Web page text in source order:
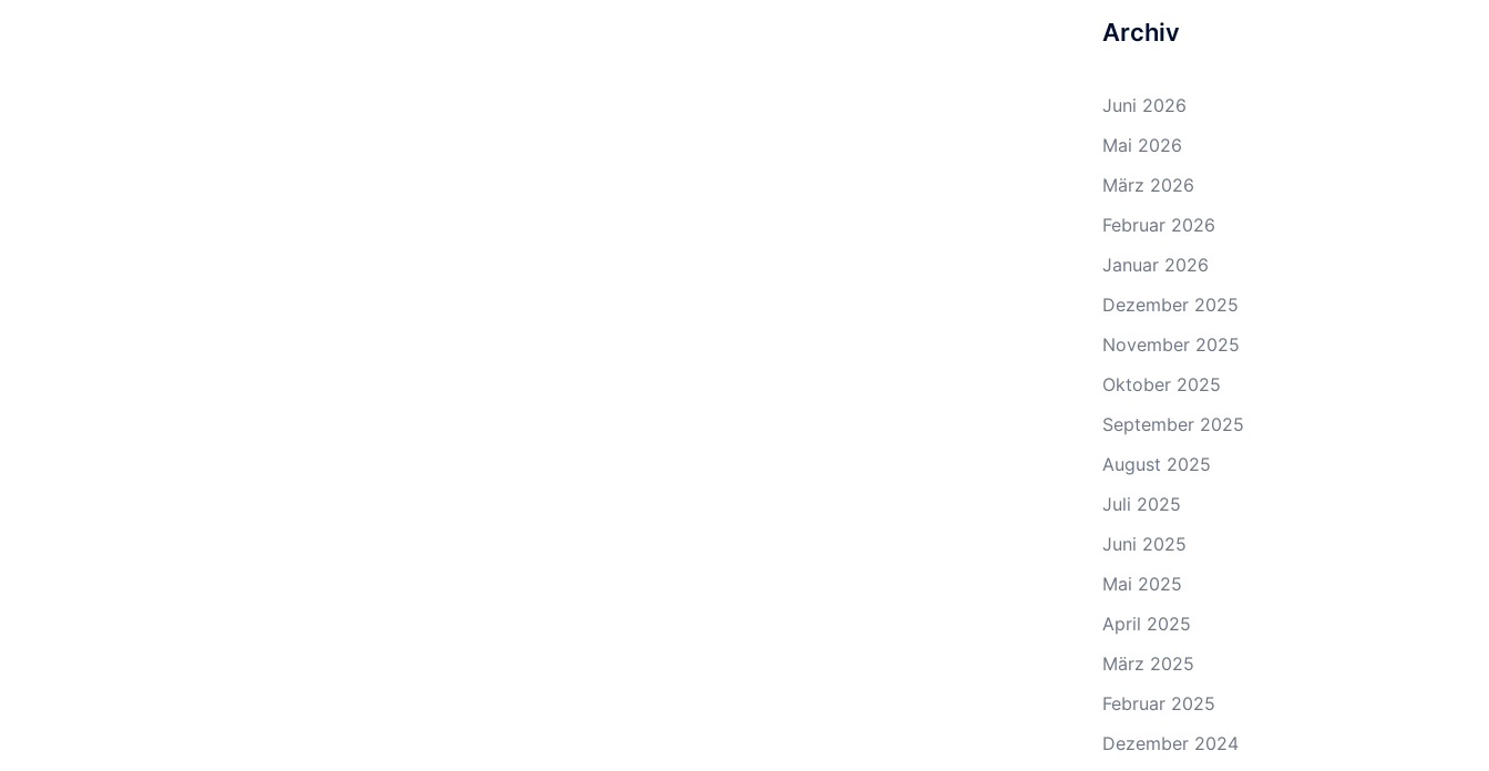
Archiv
Juni 2026
Mai 2026
März 2026
Februar 2026
Januar 2026
Dezember 2025
November 2025
Oktober 2025
September 2025
August 2025
Juli 2025
Juni 2025
Mai 2025
April 2025
März 2025
Februar 2025
Dezember 2024